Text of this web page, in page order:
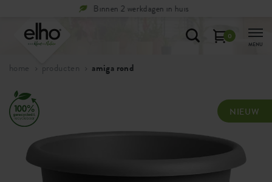
Binnen 2 werkdagen in huis
0
MENU
home producten amiga rond
NIEUW